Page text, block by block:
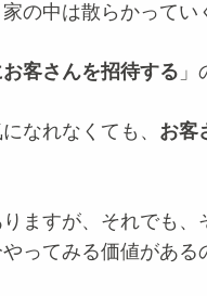
の中は散らかってい
客さんを招待する 」
なれなくても、 お客
ますが、それでも
ってみる価値がある